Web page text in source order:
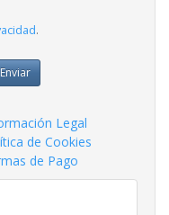
.
Enviar
Legal
de Cookies
de Pago